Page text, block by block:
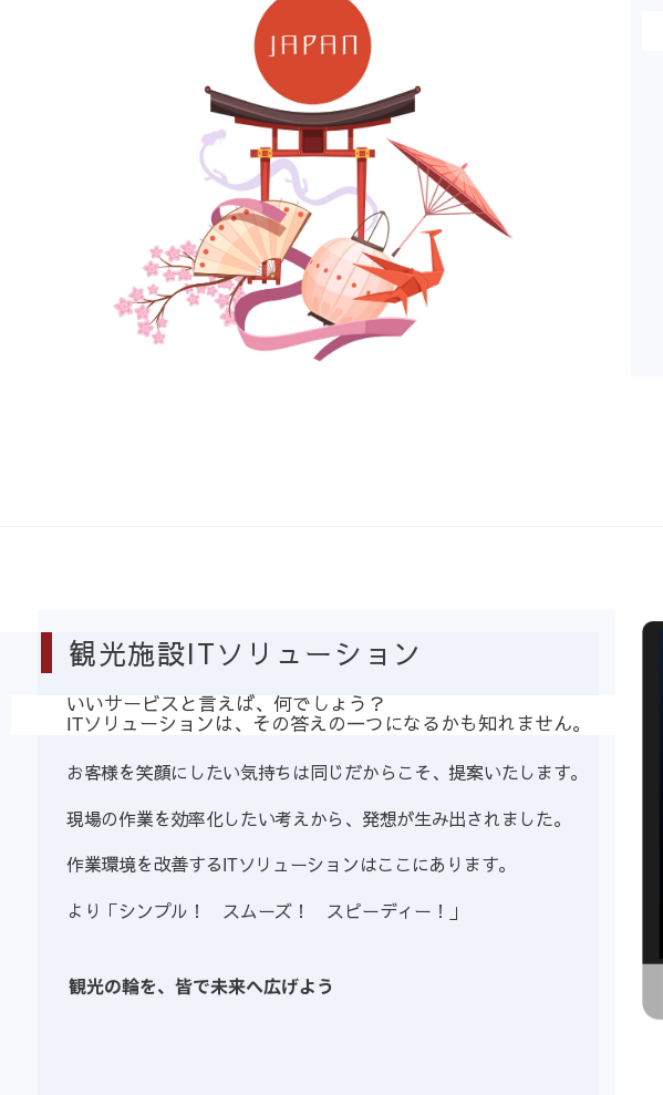
観光施設ITソリューション
いいサービスと言えば、何でしょう？
ITソリューションは、その答えの一つになるかも知れません。
お客様を笑顔にしたい気持ちは同じだからこそ、提案いたします。
現場の作業を効率化したい考えから、発想が生み出されました。
作業環境を改善するITソリューションはここにあります。
より「シンプル！ スムーズ！ スピーディー！」
観光の輪を、皆で未来へ広げよう